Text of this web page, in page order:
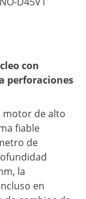
con
perforaciones
motor de alto
fiable
de
la
en